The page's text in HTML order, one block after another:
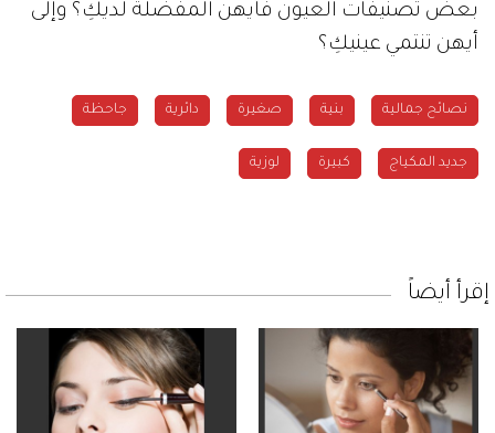
بعض تصنيفات العيون فأيهن المفضلة لديكِ؟ وإلى
أيهن تنتمي عينيكِ؟
نصائح جمالية بنية صغيرة دائرية جاحظة
جديد المكياج كبيرة لوزية
إقرأ أيضاً